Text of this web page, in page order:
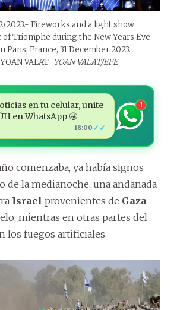
2023.- Fireworks and a light show
Triomphe during the New Years Eve
Paris, France, 31 December 2023.
VALAT YOAN VALAT/EFE
en tu celular, unite
en WhatsApp 🤩
18:00 ✓✓
1
comenzaba, ya había signos
de la medianoche, una andanada
Israel provenientes de Gaza
mientras en otras partes del
los fuegos artificiales.